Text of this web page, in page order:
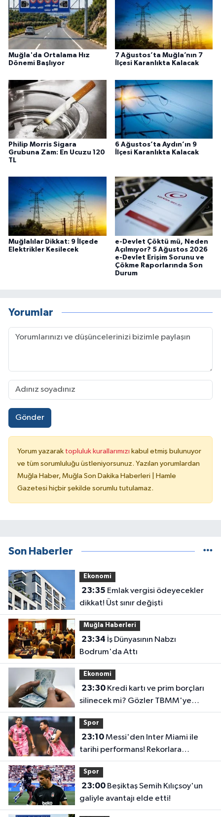
Muğla'da Ortalama Hız
Dönemi Başlıyor
7 Ağustos’ta Muğla’nın 7
İlçesi Karanlıkta Kalacak
Philip Morris Sigara
Grubuna Zam: En Ucuzu 120
TL
6 Ağustos’ta Aydın’ın 9
İlçesi Karanlıkta Kalacak
Muğlalılar Dikkat: 9 İlçede
Elektrikler Kesilecek
e-Devlet Çöktü mü, Neden
Açılmıyor? 5 Ağustos 2026
e-Devlet Erişim Sorunu ve
Çökme Raporlarında Son
Durum
Yorumlar
Gönder
Yorum yazarak topluluk kurallarımızı kabul etmiş bulunuyor
ve tüm sorumluluğu üstleniyorsunuz. Yazılan yorumlardan
Muğla Haber, Muğla Son Dakika Haberleri | Hamle
Gazetesi hiçbir şekilde sorumlu tutulamaz.
Son Haberler
Ekonomi
23:35
dikkat! Üst sınır değişti
Muğla Haberleri
23:34
Bodrum'da Attı
Ekonomi
23:30Kredi kartı ve prim borçları
silinecek mi? Gözler TBMM'ye
çevrildi
Spor
23:10Messi'den Inter Miami ile
tarihi performans! Rekorlara
doymuyor
Spor
23:00Beşiktaş Semih Kılıçsoy'un
galiyle avantajı elde etti!